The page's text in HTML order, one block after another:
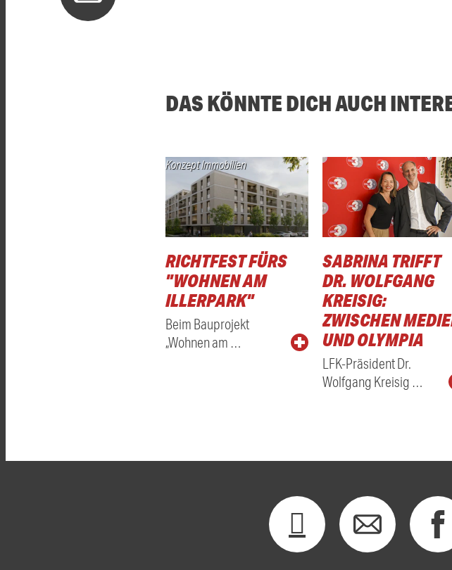
DAS KÖNNTE DICH AUCH
Konzept Immobilien
RICHTFEST FÜRS
"WOHNEN AM
ILLERPARK"
Beim Bauprojekt
„Wohnen am …
SABRINA TRIFFT
DR. WOLFGANG
KREISIG:
ZWISCHEN
UND OLYMPIA
LFK-Präsident Dr.
Wolfgang Kreisig …